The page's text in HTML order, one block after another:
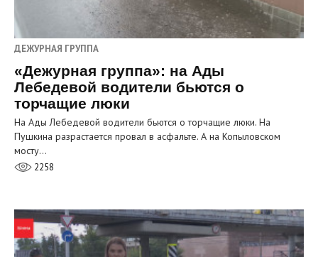
ДЕЖУРНАЯ ГРУППА
«Дежурная группа»: на Ады
Лебедевой водители бьются о
торчащие люки
На Ады Лебедевой водители бьются о торчащие люки. На
Пушкина разрастается провал в асфальте. А на Копыловском
мосту…
2258